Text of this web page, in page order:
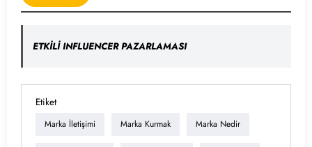
ETKİLİ INFLUENCER PAZARLAMASI
Etiket
Marka İletişimi Marka Kurmak Marka Nedir